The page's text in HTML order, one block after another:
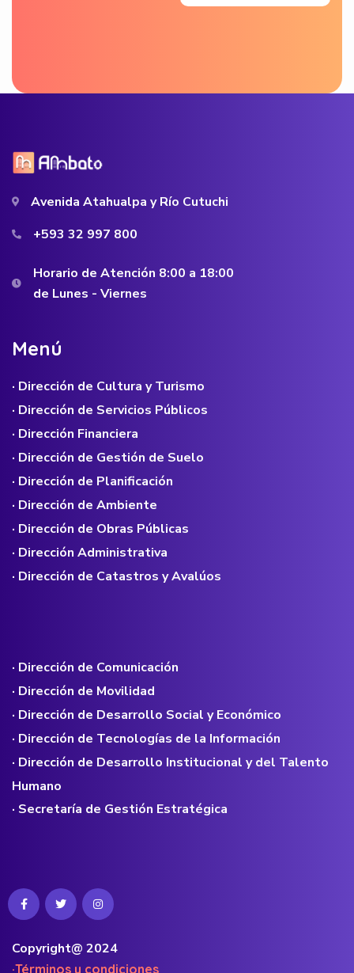
Avenida Atahualpa y Río Cutuchi
+593 32 997 800
Horario de Atención 8:00 a 18:00
de Lunes - Viernes
Menú
· Dirección de Cultura y Turismo
· Dirección de Servicios Públicos
· Dirección Financiera
· Dirección de Gestión de Suelo
· Dirección de Planificación
· Dirección de Ambiente
· Dirección de Obras Públicas
· Dirección Administrativa
· Dirección de Catastros y Avalúos
· Dirección de Comunicación
· Dirección de Movilidad
· Dirección de Desarrollo Social y Económico
· Dirección de Tecnologías de la Información
· Dirección de Desarrollo Institucional y del Talento
Humano
· Secretaría de Gestión Estratégica
Copyright@ 2024
·Términos y condiciones